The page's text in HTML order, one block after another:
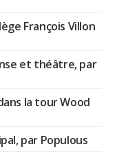
François Villon
et théâtre, par
la tour Wood
par Populous